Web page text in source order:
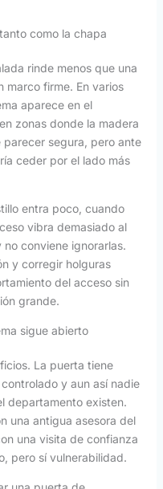
como la chapa
rinde menos que una
marco firme. En varios
aparece en el
zonas donde la madera
segura, pero ante
ceder por el lado más
entra poco, cuando
vibra demasiado al
no conviene ignorarlas.
y corregir holguras
del acceso sin
grande.
sigue abierto
La puerta tiene
y aun así nadie
departamento existen.
una antigua asesora del
una visita de confianza
pero sí vulnerabilidad.